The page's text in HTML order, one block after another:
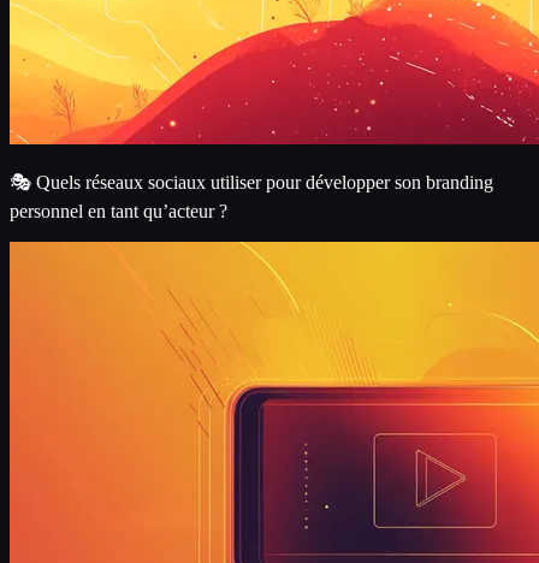
🎭 Quels réseaux sociaux utiliser pour développer son branding
personnel en tant qu’acteur ?